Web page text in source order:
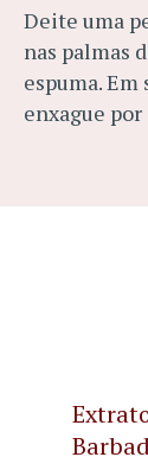
Deite uma
nas palmas
espuma.
enxague